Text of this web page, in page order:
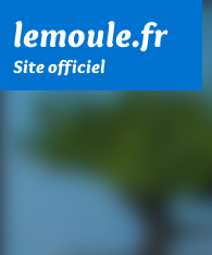
lemoule.fr
Site officiel